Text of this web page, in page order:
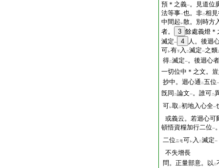
預＊之義一。見道位
法等事一也。非二相
中間起 レ散。別時方
者。
3 餘處義燈＊
滅定一 4
人。後迴
可レ有下 入 二滅定一之類
得二滅定一。後迴心
一切位中＊之文。
抄中。迴心通 二五位一
旣同 二論文一。誰可二
可レ取 二初地入心全一
或義云。若迴心可
頓悟資糧加行二位一
二位ニモ可レ 入 二滅定一
不失增長
問。正量部意。以 二